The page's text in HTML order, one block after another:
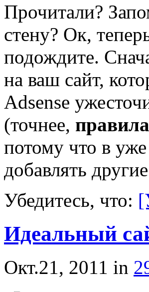
Прочитали?
стену? Ок,
подождите.
на ваш сайт,
Adsense
(точнее,
потому что в
добавлять
Убедитесь, что:
Идеальный
Окт.21, 2011 in